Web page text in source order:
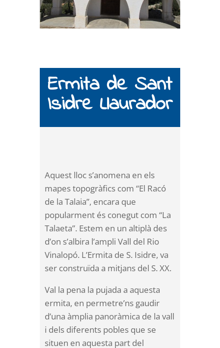
Ermita de Sant
Isidre Llaurador
Aquest lloc s’anomena en els
mapes topogràfics com “El Racó
de la Talaia”, encara que
popularment és conegut com “La
Talaeta”. Estem en un altiplà des
d’on s’albira l’ampli Vall del Rio
Vinalopó. L’Ermita de S. Isidre, va
ser construïda a mitjans del S. XX.
Val la pena la pujada a aquesta
ermita, en permetre’ns gaudir
d’una àmplia panoràmica de la vall
i dels diferents pobles que se
situen en aquesta part del